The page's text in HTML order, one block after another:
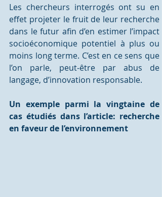
Les chercheurs interrogés ont su en
effet projeter le fruit de leur recherche
dans le futur afin d’en estimer l’impact
socioéconomique potentiel à plus ou
moins long terme. C’est en ce sens que
l’on parle, peut-être par abus de
langage, d’innovation responsable.
Un exemple parmi la vingtaine de
cas étudiés dans l’article: recherche
en faveur de l’environnement